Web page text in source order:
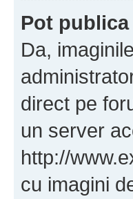
Pot
Da,
direct pe
un server
http://
cu imagini